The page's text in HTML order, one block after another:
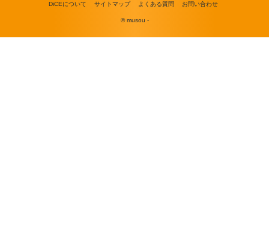
DiCEについて サイトマップ よくある質問 お問い合わせ
© musou -